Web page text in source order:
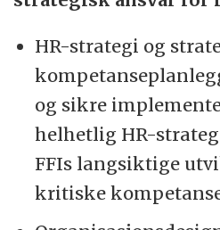
HR-strategi og
og sikre
helhetlig HR-
FFIs langsiktige
kritiske